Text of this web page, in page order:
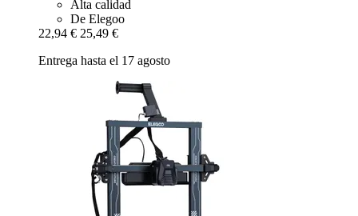
Alta calidad
De Elegoo
22,94 € 25,49 €
Entrega hasta el 17 agosto